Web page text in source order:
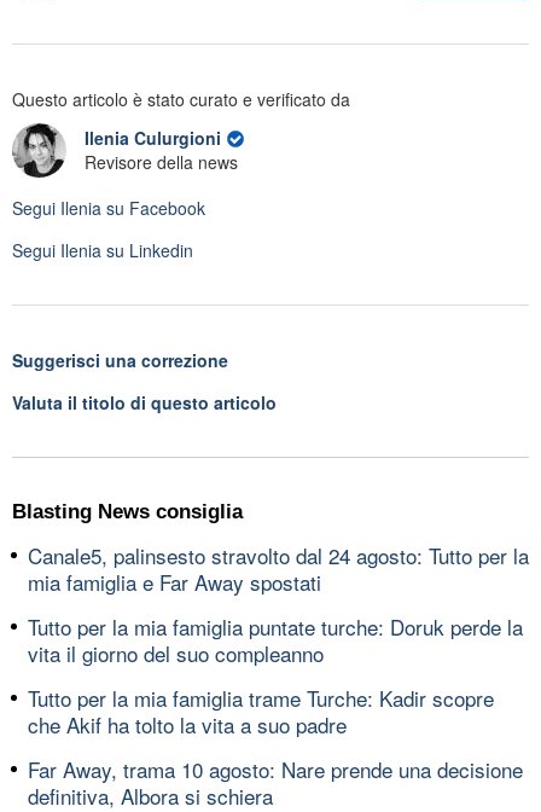
Questo articolo è stato curato e verificato da
Ilenia Culurgioni
Revisore della news
Segui Ilenia su Facebook
Segui Ilenia su Linkedin
Suggerisci una correzione
Valuta il titolo di questo articolo
Blasting News consiglia
Canale5, palinsesto stravolto dal 24 agosto: Tutto per la
mia famiglia e Far Away spostati
Tutto per la mia famiglia puntate turche: Doruk perde la
vita il giorno del suo compleanno
Tutto per la mia famiglia trame Turche: Kadir scopre
che Akif ha tolto la vita a suo padre
Far Away, trama 10 agosto: Nare prende una decisione
definitiva, Albora si schiera